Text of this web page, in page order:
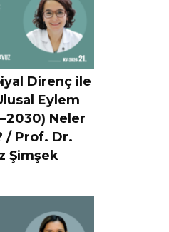
Direnç ile
Eylem
Neler
/ Prof. Dr.
Şimşek